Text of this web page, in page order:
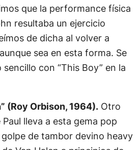
que la performance física
resultaba un ejercicio
de dicha al volver a
sea en esta forma. Se
con “This Boy” en la
(Roy Orbison, 1964).Otro
lleva a esta gema pop
de tambor devino heavy